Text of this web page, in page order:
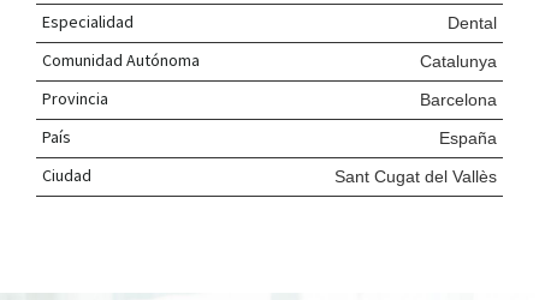
Especialidad Dental
Comunidad Autónoma Catalunya
Provincia Barcelona
País España
Ciudad Sant Cugat del Vallès